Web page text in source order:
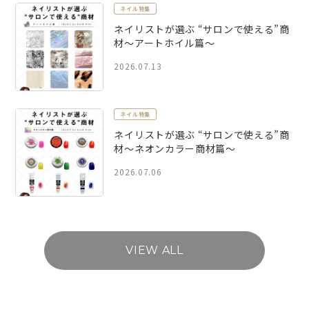
ネイル特集
ネイリストが選ぶ “サロンで使える”商
材～アートホイル篇～
2026.07.13
ネイル特集
ネイリストが選ぶ “サロンで使える”商
材～ネオンカラー商材篇～
2026.07.06
VIEW ALL